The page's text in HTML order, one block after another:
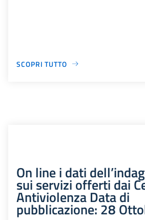
SCOPRI TUTTO
On line i dati
sui servizi offerti dai
Antiviolenza Data di
pubblicazione: 28